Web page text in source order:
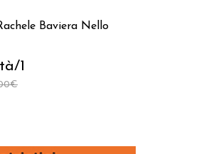
Baviera Nello
1
€